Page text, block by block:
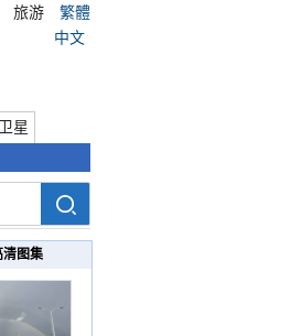
旅游
繁體
中文
星
清图集